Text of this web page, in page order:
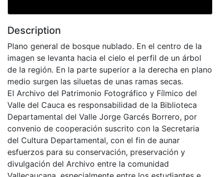
Description
Plano general de bosque nublado. En el centro de la
imagen se levanta hacia el cielo el perfil de un árbol
de la región. En la parte superior a la derecha en plano
medio surgen las siluetas de unas ramas secas.
El Archivo del Patrimonio Fotográfico y Fílmico del
Valle del Cauca es responsabilidad de la Biblioteca
Departamental del Valle Jorge Garcés Borrero, por
convenio de cooperación suscrito con la Secretaria
del Cultura Departamental, con el fin de aunar
esfuerzos para su conservación, preservación y
divulgación del Archivo entre la comunidad